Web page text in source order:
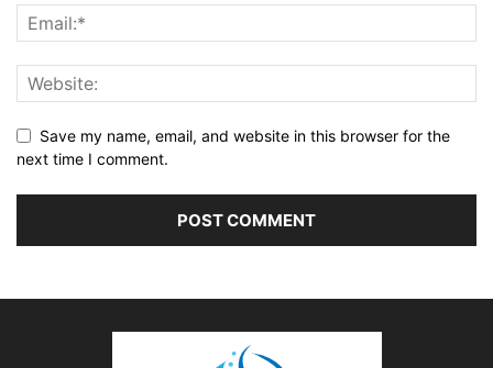
Save my name, email, and website in this browser for the
next time I comment.